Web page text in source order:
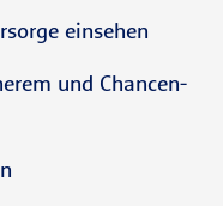
einsehen
und Chancen-